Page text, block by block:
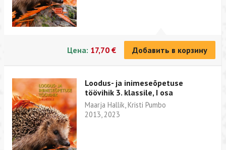
Цена: 17,70 € Добавить в корзину
Loodus- ja inimeseõpetuse
töövihik 3. klassile, I osa
Maarja Hallik, Kristi Pumbo
2013, 2023